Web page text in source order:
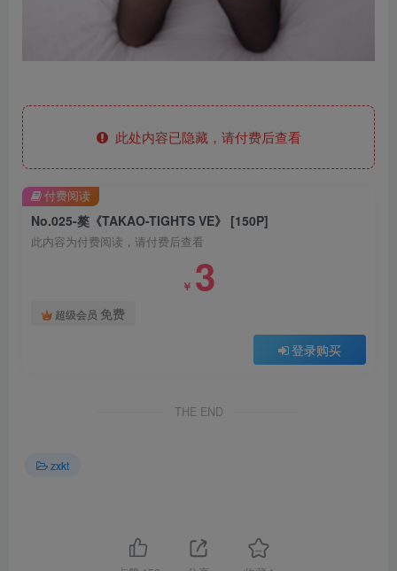
此处内容已隐藏，请付费后查看
No.025-獒《TAKAO-TIGHTS VE》 [150P]
此内容为付费阅读，请付费后查看
￥ 3
超级会员 免费
登录购买
付费阅读
THE END
zxkt